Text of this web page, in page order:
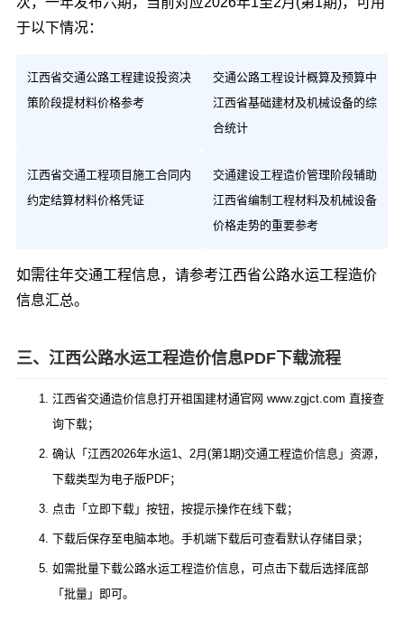
于以下情况：
江西省交通公路工程建设投资决
策阶段提材料价格参考
交通公路工程设计概算及预算中
江西省基础建材及机械设备的综
合统计
江西省交通工程项目施工合同内
约定结算材料价格凭证
交通建设工程造价管理阶段辅助
江西省编制工程材料及机械设备
价格走势的重要参考
如需往年交通工程信息，请参考江西省公路水运工程造价
信息汇总。
三、江西公路水运工程造价信息PDF下载流程
江西省交通造价信息打开祖国建材通官网 www.zgjct.com 直接查
询下载；
确认「江西2026年水运1、2月(第1期)交通工程造价信息」资源，
下载类型为电子版PDF；
点击「立即下载」按钮，按提示操作在线下载；
下载后保存至电脑本地。手机端下载后可查看默认存储目录；
如需批量下载公路水运工程造价信息，可点击下载后选择底部
「批量」即可。